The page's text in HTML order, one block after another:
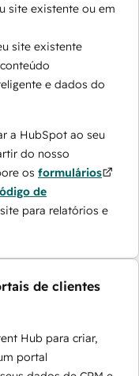
site existente ou em
site existente
e dados do
a HubSpot ao seu
do nosso
os formulários
de
para relatórios e
de clientes
Hub para criar,
portal